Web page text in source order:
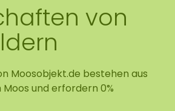
von
Moosobjekt.de bestehen aus
Moos und erfordern 0%